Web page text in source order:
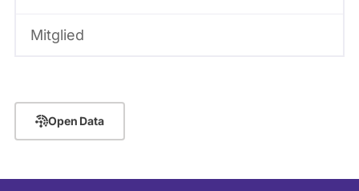
Mitglied
Open Data